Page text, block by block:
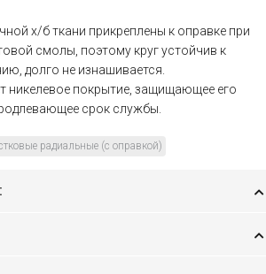
х/б ткани прикреплены к оправке при
смолы, поэтому круг устойчив к
долго не изнашивается.
никелевое покрытие, защищающее его
срок службы.
радиальные (с оправкой)